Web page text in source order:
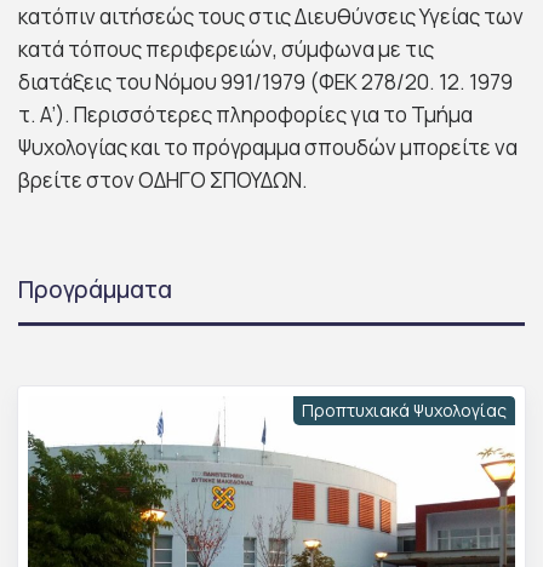
κατόπιν αιτήσεώς τους στις Διευθύνσεις Υγείας των
κατά τόπους περιφερειών, σύμφωνα με τις
διατάξεις του Νόμου 991/1979 (ΦΕΚ 278/20. 12. 1979
τ. Α’). Περισσότερες πληροφορίες για το Τμήμα
Ψυχολογίας και το πρόγραμμα σπουδών μπορείτε να
βρείτε στον ΟΔΗΓΟ ΣΠΟΥΔΩΝ.
Προγράμματα
Προπτυχιακά Ψυχολογίας